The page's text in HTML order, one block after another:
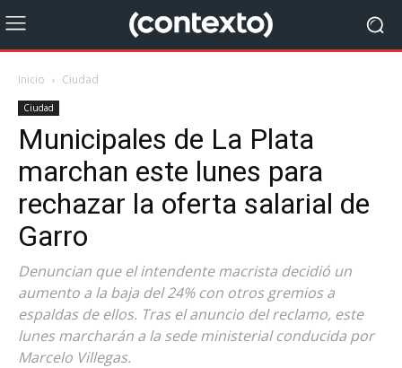
Inicio Ciudad
Ciudad
Municipales de La Plata
marchan este lunes para
rechazar la oferta salarial de
Garro
Denuncian que el intendente macrista decidió un
aumento a la baja del 24% con otros gremios a
espaldas de ellos. Tras el anuncio del reclamo, este
lunes marcharán a la sede ministerial conducida por
Marcelo Villegas.